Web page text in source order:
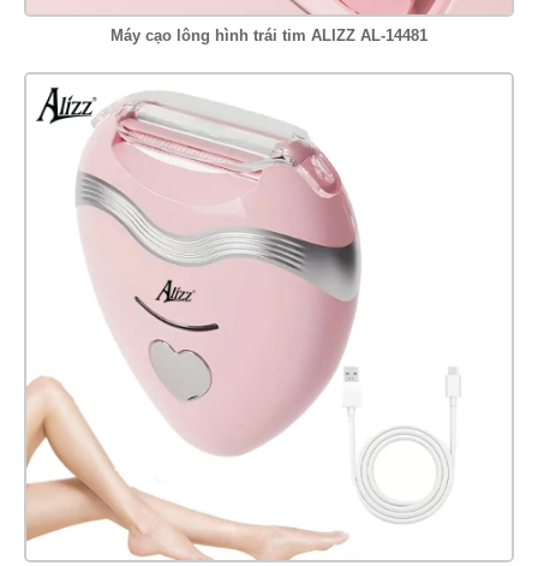
Máy cạo lông hình trái tim ALIZZ AL-14481